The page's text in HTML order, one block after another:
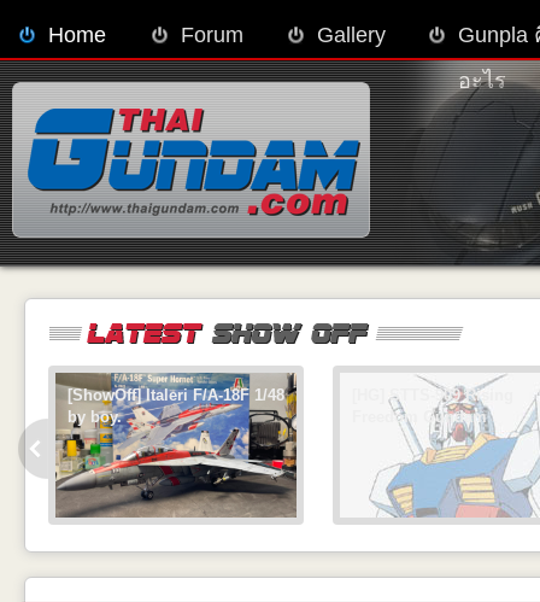
Home Forum Gallery
Gunpla
อะไร
[ShowOff] Italeri F/A-18F 1/48
by boy.
[HG] STTS-909 Rising
Freedom Gundam